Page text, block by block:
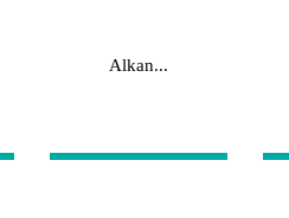
Alkan...